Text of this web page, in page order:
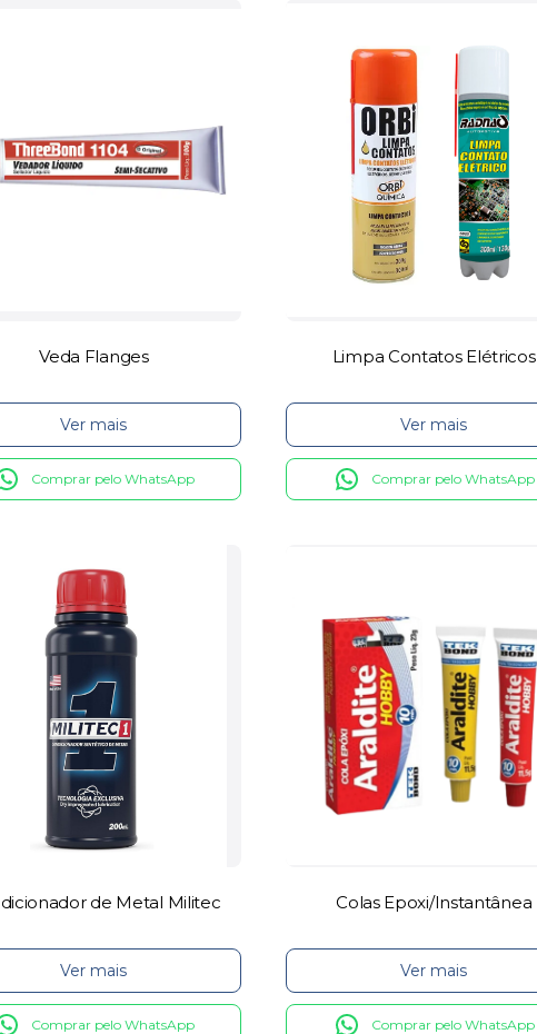
Veda Flanges
Ver mais
Comprar pelo WhatsApp
Limpa Contatos Elétricos
Ver mais
Comprar pelo WhatsApp
de Metal Militec
Ver mais
Comprar pelo WhatsApp
Colas Epoxi/Instantânea
Ver mais
Comprar pelo WhatsApp